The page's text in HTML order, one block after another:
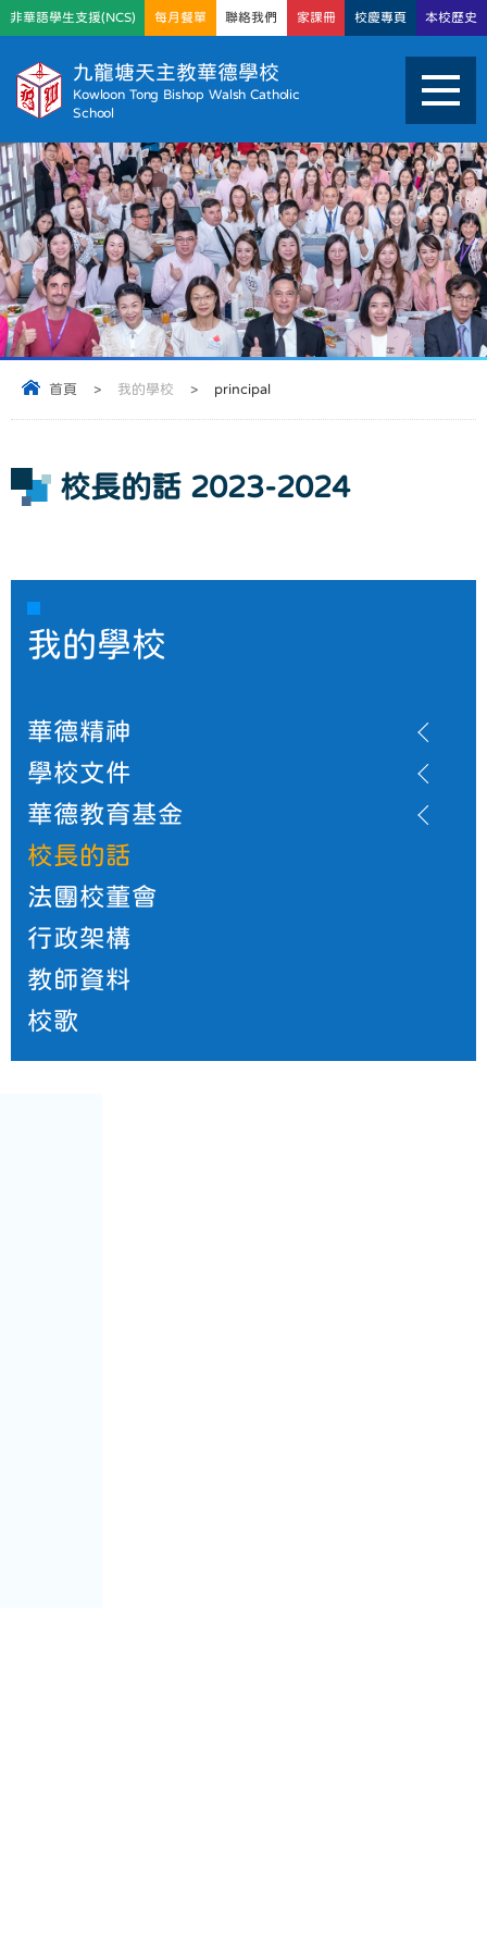
九龍塘天主教華德學校
Kowloon Tong Bishop Walsh Catholic
School
非華語學生支援(NCS) 每月餐單 聯絡我們 家課冊 校慶專頁 本校歷史
首頁 > 我的學校 > principal
校長的話 2023-2024
我的學校
華德精神
學校文件
華德教育基金
校長的話
法團校董會
行政架構
教師資料
校歌